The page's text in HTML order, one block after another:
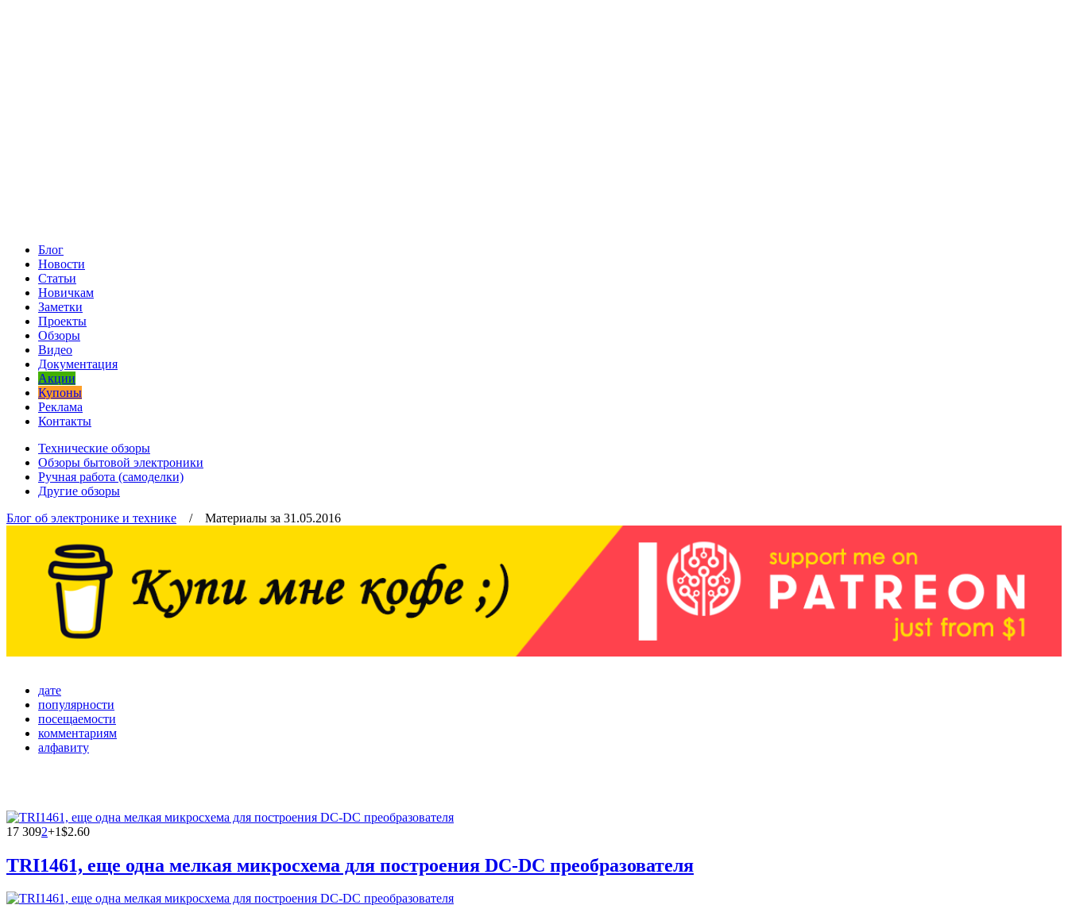
Блог
Новости
Статьи
Новичкам
Заметки
Проекты
Обзоры
Видео
Документация
Акции
Купоны
Реклама
Контакты
Технические обзоры
Обзоры бытовой электроники
Ручная работа (самоделки)
Другие обзоры
Блог об электронике и технике / Материалы за 31.05.2016
дате
популярности
посещаемости
комментариям
алфавиту
17 3092+1$2.60
TRI1461, еще одна мелкая микросхема для построения DC-DC преобразователя